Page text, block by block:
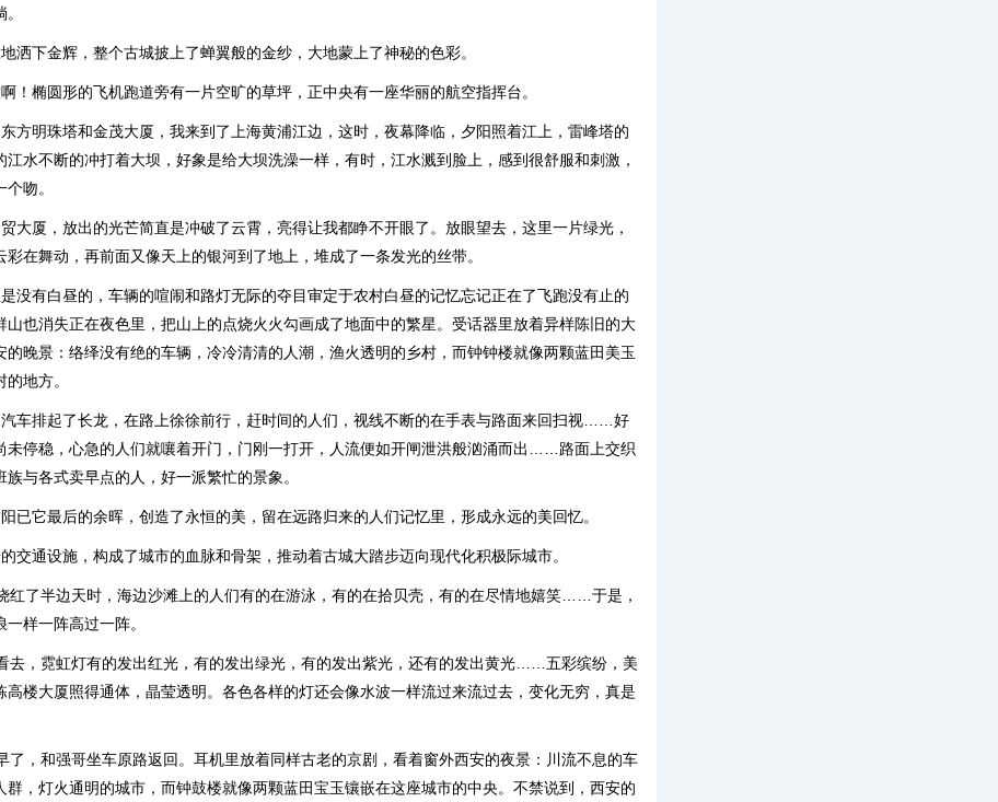
洒下金辉，整个古城披上了蝉翼般的金纱，大地蒙上了神秘的色彩。
！椭圆形的飞机跑道旁有一片空旷的草坪，正中央有一座华丽的航空指挥台。
方明珠塔和金茂大厦，我来到了上海黄浦江边，这时，夜幕降临，夕阳照着江上，雷峰塔的
江水不断的冲打着大坝，好象是给大坝洗澡一样，有时，江水溅到脸上，感到很舒服和刺激，
吻。
大厦，放出的光芒简直是冲破了云霄，亮得让我都睁不开眼了。放眼望去，这里一片绿光，
彩在舞动，再前面又像天上的银河到了地上，堆成了一条发光的丝带。
没有白昼的，车辆的喧闹和路灯无际的夺目审定于农村白昼的记忆忘记正在了飞跑没有止的
山也消失正在夜色里，把山上的点烧火火勾画成了地面中的繁星。受话器里放着异样陈旧的大
的晚景：络绎没有绝的车辆，冷冷清清的人潮，渔火透明的乡村，而钟钟楼就像两颗蓝田美玉
地方。
车排起了长龙，在路上徐徐前行，赶时间的人们，视线不断的在手表与路面来回扫视……好
未停稳，心急的人们就嚷着开门，门刚一打开，人流便如开闸泄洪般汹涌而出……路面上交织
与各式卖早点的人，好一派繁忙的景象。
已它最后的余晖，创造了永恒的美，留在远路归来的人们记忆里，形成永远的美回忆。
交通设施，构成了城市的血脉和骨架，推动着古城大踏步迈向现代化积极际城市。
红了半边天时，海边沙滩上的人们有的在游泳，有的在拾贝壳，有的在尽情地嬉笑……于是，
样一阵高过一阵。
去，霓虹灯有的发出红光，有的发出绿光，有的发出紫光，还有的发出黄光……五彩缤纷，美
高楼大厦照得通体，晶莹透明。各色各样的灯还会像水波一样流过来流过去，变化无穷，真是
了，和强哥坐车原路返回。耳机里放着同样古老的京剧，看着窗外西安的夜景：川流不息的车
群，灯火通明的城市，而钟鼓楼就像两颗蓝田宝玉镶嵌在这座城市的中央。不禁说到，西安的